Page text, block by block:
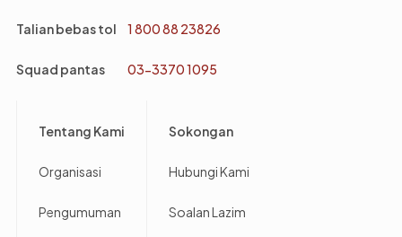
Talian bebas tol 1 800 88 23826
Squad pantas 03-3370 1095
Tentang Kami
Organisasi
Pengumuman
Sokongan
Hubungi Kami
Soalan Lazim